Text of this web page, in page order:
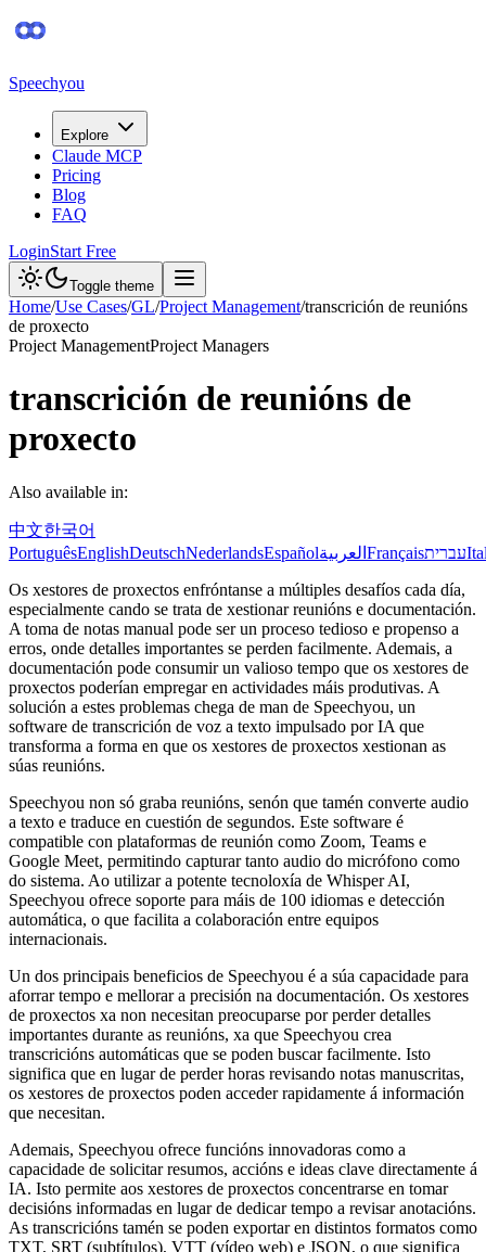
Speechyou
Explore
Claude MCP
Pricing
Blog
FAQ
LoginStart Free
Toggle theme
Home/Use Cases/GL/Project Management/transcrición de reunións
de proxecto
Project ManagementProject Managers
transcrición de reunións de
proxecto
Also available in:
中文한국어
PortuguêsEnglishDeutschNederlandsEspañolالعربية Françaisעברית
Os xestores de proxectos enfróntanse a múltiples desafíos cada día,
especialmente cando se trata de xestionar reunións e documentación.
A toma de notas manual pode ser un proceso tedioso e propenso a
erros, onde detalles importantes se perden facilmente. Ademais, a
documentación pode consumir un valioso tempo que os xestores de
proxectos poderían empregar en actividades máis produtivas. A
solución a estes problemas chega de man de Speechyou, un
software de transcrición de voz a texto impulsado por IA que
transforma a forma en que os xestores de proxectos xestionan as
súas reunións.
Speechyou non só graba reunións, senón que tamén converte audio
a texto e traduce en cuestión de segundos. Este software é
compatible con plataformas de reunión como Zoom, Teams e
Google Meet, permitindo capturar tanto audio do micrófono como
do sistema. Ao utilizar a potente tecnoloxía de Whisper AI,
Speechyou ofrece soporte para máis de 100 idiomas e detección
automática, o que facilita a colaboración entre equipos
internacionais.
Un dos principais beneficios de Speechyou é a súa capacidade para
aforrar tempo e mellorar a precisión na documentación. Os xestores
de proxectos xa non necesitan preocuparse por perder detalles
importantes durante as reunións, xa que Speechyou crea
transcricións automáticas que se poden buscar facilmente. Isto
significa que en lugar de perder horas revisando notas manuscritas,
os xestores de proxectos poden acceder rapidamente á información
que necesitan.
Ademais, Speechyou ofrece funcións innovadoras como a
capacidade de solicitar resumos, accións e ideas clave directamente á
IA. Isto permite aos xestores de proxectos concentrarse en tomar
decisións informadas en lugar de dedicar tempo a revisar anotacións.
As transcricións tamén se poden exportar en distintos formatos como
TXT, SRT (subtítulos), VTT (vídeo web) e JSON, o que significa